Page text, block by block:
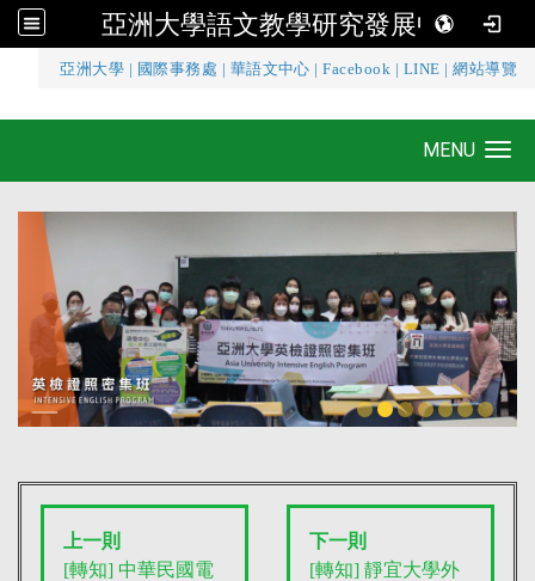
亞洲大學語文教學研究發展中心
亞洲大學 國際事務處 華語文中心 |Facebook LINE |網站導覽
亞洲大學語文教學研究發展中心
MENU
上一則
[轉知] 中華民國電
下一則
[轉知] 靜宜大學外